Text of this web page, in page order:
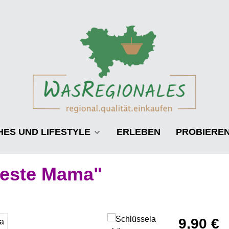
UND LIFESTYLE ERLEBEN
Mama"
Regulärer
9,90 €